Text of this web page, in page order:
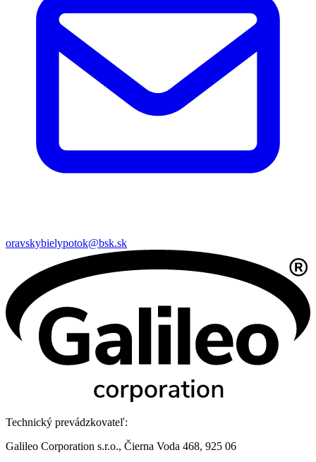
oravskybielypotok@bsk.sk
Technický prevádzkovateľ:
Galileo Corporation s.r.o., Čierna Voda 468, 925 06